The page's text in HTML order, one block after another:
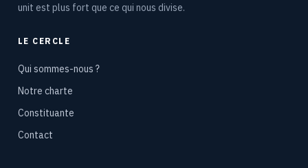
unit est plus fort que ce qui nous divise.
LE CERCLE
Qui sommes-nous ?
Notre charte
Constituante
Contact